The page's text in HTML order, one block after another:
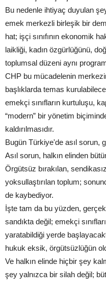
Bu nedenle ihtiyaç duyulan
emek merkezli birleşik bir
hat; işçi sınıfının ekonomik
laikliği, kadın özgürlüğünü,
toplumsal düzeni aynı
CHP bu mücadelenin
başlıklarda temas
emekçi sınıfların kurtuluşu,
“modern” bir yönetim
kaldırılmasıdır.
Bugün Türkiye'de asıl sorun,
Asıl sorun, halkın elinden
Örgütsüz bırakılan,
yoksullaştırılan toplum;
de kaybediyor.
İşte tam da bu yüzden,
sandıkta değil; emekçi
yaratabildiği yerde
hukuk eksik, örgütsüzlüğün
Ve halkın elinde hiçbir şey
şey yalnızca bir silah değil;